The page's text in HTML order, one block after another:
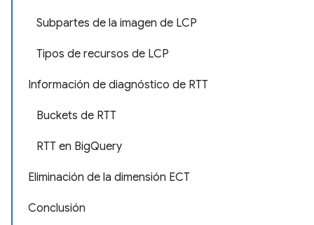
Subpartes de la imagen de LCP
Tipos de recursos de LCP
Información de diagnóstico de RTT
Buckets de RTT
RTT en BigQuery
Eliminación de la dimensión ECT
Conclusión